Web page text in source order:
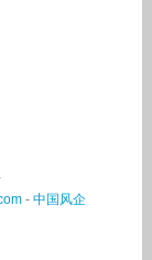
- 中国风企